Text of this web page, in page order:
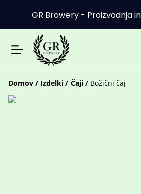
GR Browery - Proizvodnja
Domov / Izdelki / Čaji / Božični čaj